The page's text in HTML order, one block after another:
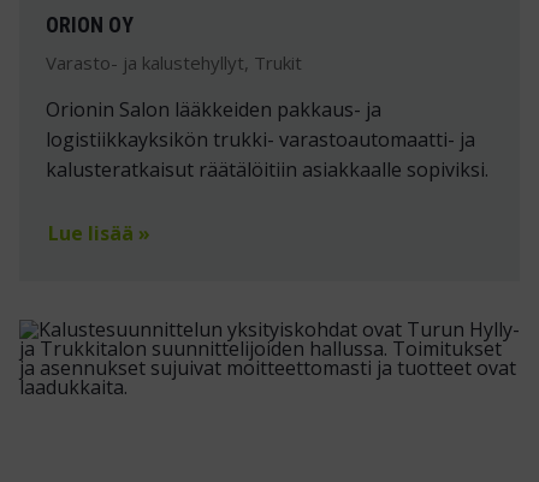
ORION OY
Varasto- ja kalustehyllyt, Trukit
Orionin Salon lääkkeiden pakkaus- ja
logistiikkayksikön trukki- varastoautomaatti- ja
kalusteratkaisut räätälöitiin asiakkaalle sopiviksi.
Lue lisää »